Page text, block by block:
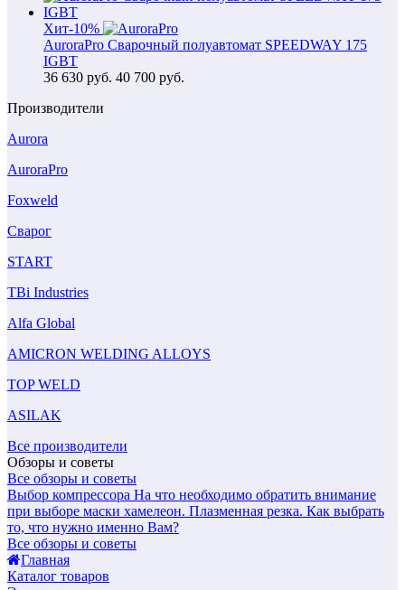
Хит-10%
AuroraPro Сварочный полуавтомат SPEEDWAY 175
IGBT
36 630 руб. 40 700 руб.
Производители
Aurora
AuroraPro
Foxweld
Сварог
START
TBi Industries
Alfa Global
AMICRON WELDING ALLOYS
TOP WELD
ASILAK
Все производители
Обзоры и советы
Все обзоры и советы
Выбор компрессора На что необходимо обратить внимание
при выборе маски хамелеон. Плазменная резка. Как выбрать
то, что нужно именно Вам?
Все обзоры и советы
Главная
Каталог товаров